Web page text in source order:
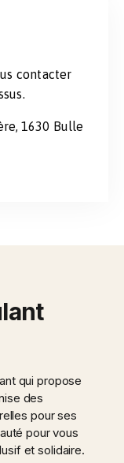
contacter
1630 Bulle
qui propose
des
pour ses
pour vous
et solidaire.